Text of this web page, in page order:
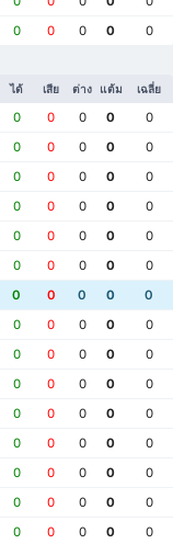
0 0 0 0 0
ได้ เสีย ต่าง แต้ม เฉลี่ย
0 0 0 0
0
0 0 0 0
0
0 0 0 0
0
0 0 0 0
0
0 0 0 0
0
0 0 0 0
0
0 0 0 0
0
0 0 0 0
0
0 0 0 0
0
0 0 0 0
0
0 0 0 0
0
0 0 0 0
0
0 0 0 0
0
0 0 0 0
0
0 0 0 0
0